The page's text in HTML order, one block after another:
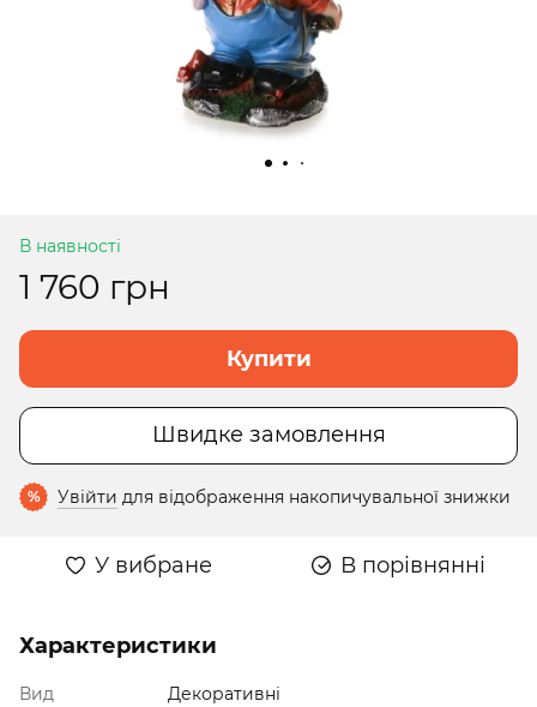
В наявності
1 760 грн
Купити
Швидке замовлення
% Увійти для відображення накопичувальної знижки
У вибране В порівнянні
Характеристики
Вид
Декоративні